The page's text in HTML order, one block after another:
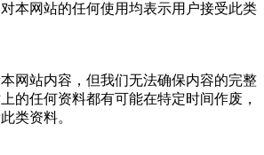
本网站的任何使用均表示用户接受此类
网站内容，但我们无法确保内容的完整
的任何资料都有可能在特定时间作废，
类资料。